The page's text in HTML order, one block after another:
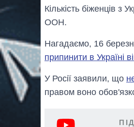
Кількість біженців
ООН.
Нагадаємо, 16
припинити в Україні
У Росії заявили, що
правом воно